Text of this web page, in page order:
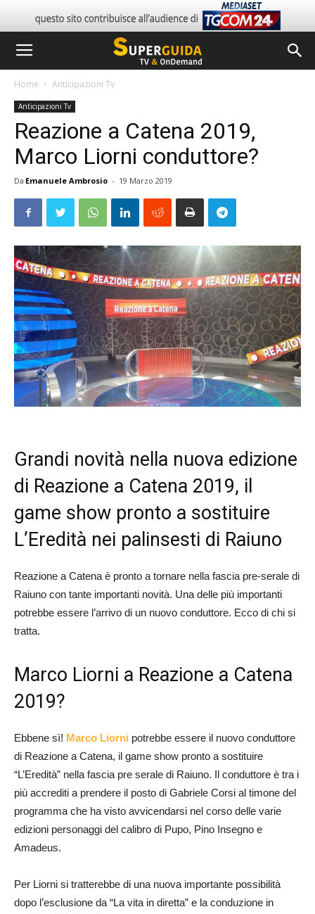
Home Anticipazioni Tv
Anticipazioni Tv
Reazione a Catena 2019,
Marco Liorni conduttore?
Da Emanuele Ambrosio - 19 Marzo 2019
Grandi novità nella nuova edizione
di Reazione a Catena 2019, il
game show pronto a sostituire
L’Eredità nei palinsesti di Raiuno
Reazione a Catena è pronto a tornare nella fascia pre-serale di
Raiuno con tante importanti novità. Una delle più importanti
potrebbe essere l’arrivo di un nuovo conduttore. Ecco di chi si
tratta.
Marco Liorni a Reazione a Catena
2019?
Ebbene sì! Marco Liorni potrebbe essere il nuovo conduttore
di Reazione a Catena, il game show pronto a sostituire
“L’Eredità” nella fascia pre serale di Raiuno. Il conduttore è tra i
più accrediti a prendere il posto di Gabriele Corsi al timone del
programma che ha visto avvicendarsi nel corso delle varie
edizioni personaggi del calibro di Pupo, Pino Insegno e
Amadeus.
Per Liorni si tratterebbe di una nuova importante possibilità
dopo l’esclusione da “La vita in diretta” e la conduzione in